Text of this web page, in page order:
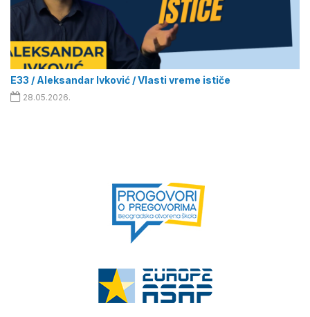
E33 / Aleksandar Ivković / Vlasti vreme ističe
28.05.2026.